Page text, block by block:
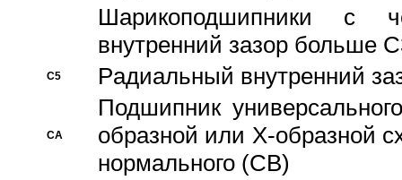
Шарикоподшипники с
внутренний зазор больше
C5 Pадиальный внутренний
CA
Подшипник
образной или Х-образной
нормального (CB)